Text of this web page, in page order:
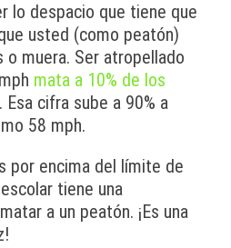
lo despacio que tiene que
usted (como peatón)
o muera. Ser atropellado
mata a 10% de los
. Esa cifra sube a 90% a
58 mph.
por encima del límite de
tiene una
a un peatón. ¡Es una